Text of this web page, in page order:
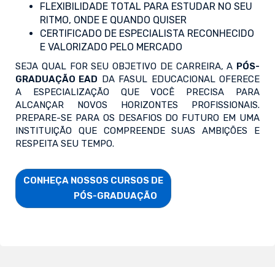
FLEXIBILIDADE TOTAL PARA ESTUDAR NO SEU
RITMO, ONDE E QUANDO QUISER
CERTIFICADO DE ESPECIALISTA RECONHECIDO
E VALORIZADO PELO MERCADO
SEJA QUAL FOR SEU OBJETIVO DE CARREIRA, A PÓS-
GRADUAÇÃO EAD DA FASUL EDUCACIONAL OFERECE
A ESPECIALIZAÇÃO QUE VOCÊ PRECISA PARA
ALCANÇAR NOVOS HORIZONTES PROFISSIONAIS.
PREPARE-SE PARA OS DESAFIOS DO FUTURO EM UMA
INSTITUIÇÃO QUE COMPREENDE SUAS AMBIÇÕES E
RESPEITA SEU TEMPO.
CONHEÇA NOSSOS CURSOS DE
                        PÓS-GRADUAÇÃO